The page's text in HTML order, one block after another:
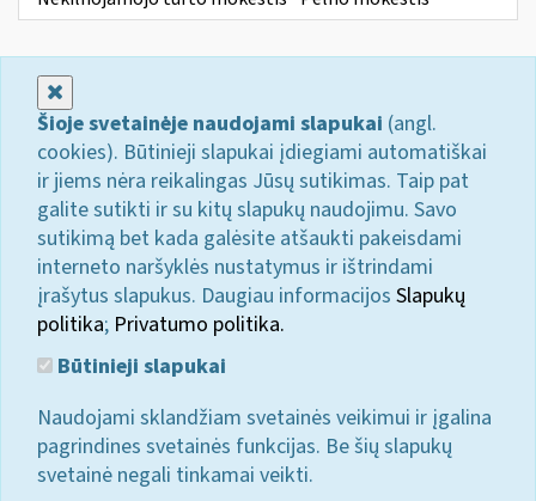
Šioje svetainėje naudojami slapukai (angl.
cookies). Būtinieji slapukai įdiegiami automatiškai
ir jiems nėra reikalingas Jūsų sutikimas. Taip pat
galite sutikti ir su kitų slapukų naudojimu. Savo
sutikimą bet kada galėsite atšaukti pakeisdami
interneto naršyklės nustatymus ir ištrindami
įrašytus slapukus. Daugiau informacijos Slapukų
politika; Privatumo politika.
Būtinieji slapukai
Naudojami sklandžiam svetainės veikimui ir įgalina
pagrindines svetainės funkcijas. Be šių slapukų
svetainė negali tinkamai veikti.